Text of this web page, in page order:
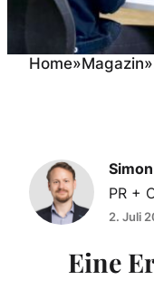
Home»Magazin»
PR +
2. Juli
Eine